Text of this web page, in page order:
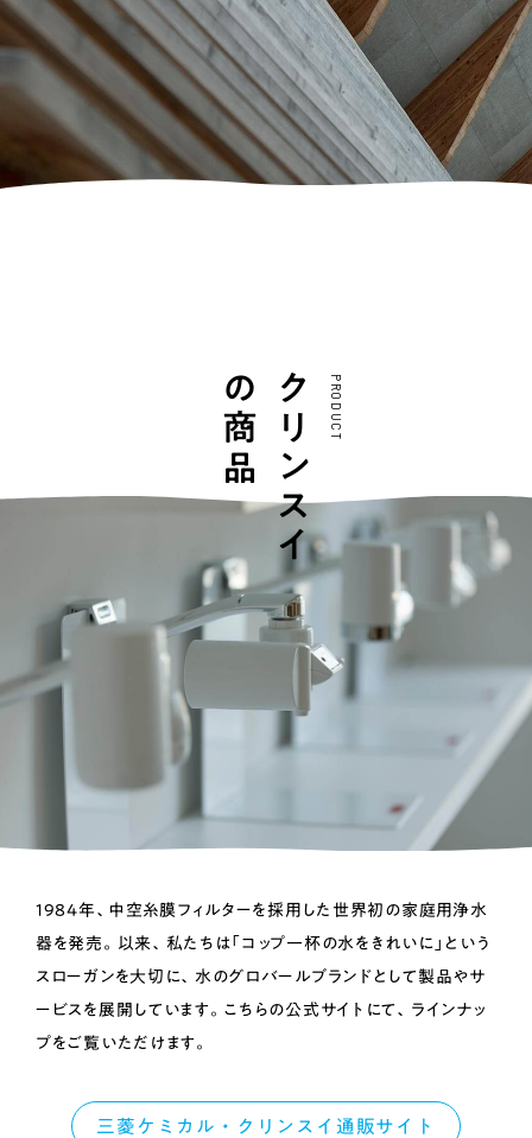
PRODUCT
クリンスイ
の商品
1984年、中空糸膜フィルターを採用した世界初の家庭用浄水
器を発売。以来、私たちは「コップ一杯の水をきれいに」という
スローガンを大切に、水のグロバールブランドとして製品やサ
ービスを展開しています。こちらの公式サイトにて、ラインナッ
プをご覧いただけます。
三菱ケミカル・クリンスイ通販サイト